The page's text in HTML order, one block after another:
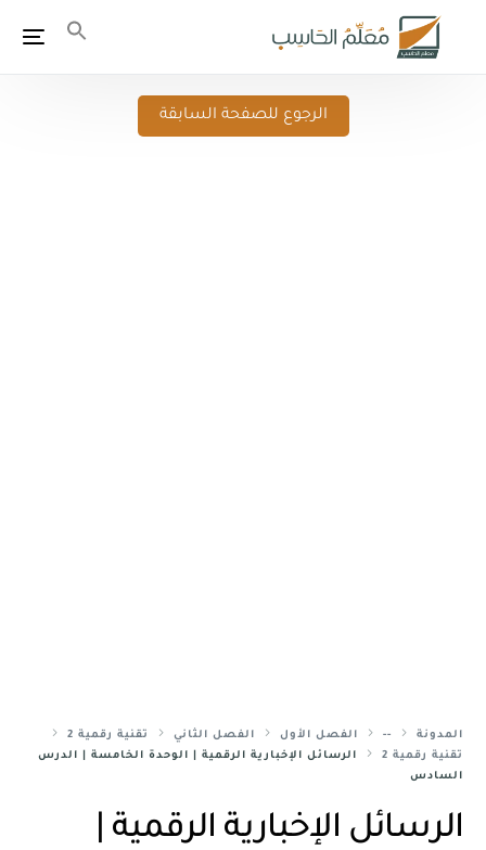
الرجوع للصفحة السابقة
المدونة -- الفصل الأول الفصل الثاني
تقنية رقمية 2
تقنية رقمية 2
الرسائل الإخبارية الرقمية | الوحدة الخامسة | الدرس
السادس
الرسائل الإخبارية الرقمية |